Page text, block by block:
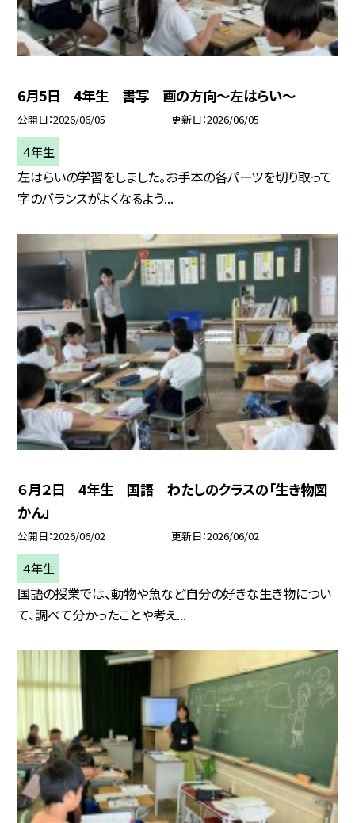
6月5日 4年生 書写 画の方向〜左はらい〜
公開日 2026/06/05 更新日 2026/06/05
４年生
左はらいの学習をしました。お手本の各パーツを切り取って
字のバランスがよくなるよう...
６月２日 4年生 国語 わたしのクラスの「生き物図
かん」
公開日 2026/06/02 更新日 2026/06/02
４年生
国語の授業では、動物や魚など自分の好きな生き物につい
て、調べて分かったことや考え...